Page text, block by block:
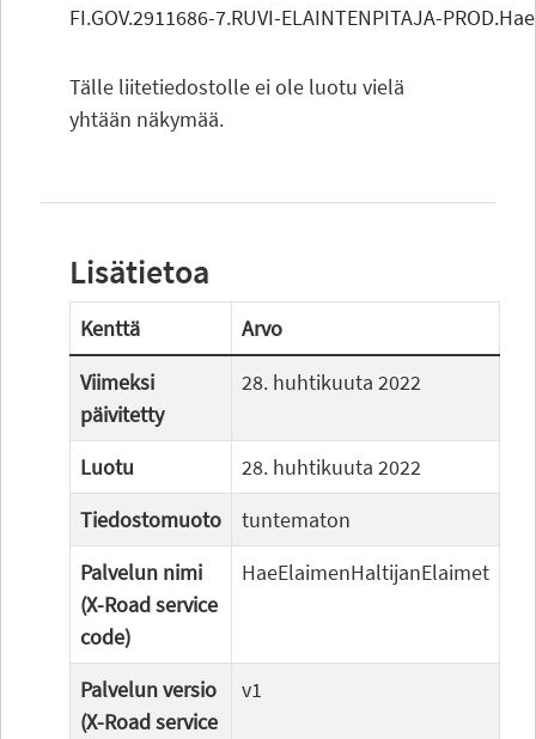
FI.GOV.2911686-7.RUVI-ELAINTENPITAJA-
Tälle liitetiedostolle ei ole luotu vielä
yhtään näkymää.
Lisätietoa
Kenttä
Arvo
Viimeksi
päivitetty
28. huhtikuuta 2022
Luotu
28. huhtikuuta 2022
Tiedostomuoto
tuntematon
Palvelun nimi
(X-Road service
code)
HaeElaimenHaltijanElaimet
Palvelun versio
(X-Road service
v1